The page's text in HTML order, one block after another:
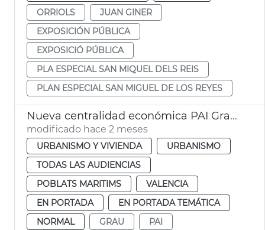
ORRIOLS
JUAN GINER
EXPOSICIÓN PÚBLICA
EXPOSICIÓ PÚBLICA
PLA ESPECIAL SAN MIQUEL DELS REIS
PLAN ESPECIAL SAN MIGUEL DE LOS REYES
Nueva centralidad económica PAI Grao València
modificado hace 2 meses
URBANISMO Y VIVIENDA
URBANISMO
TODAS LAS AUDIENCIAS
POBLATS MARITIMS
VALENCIA
EN PORTADA
EN PORTADA TEMÁTICA
NORMAL
GRAU
PAI